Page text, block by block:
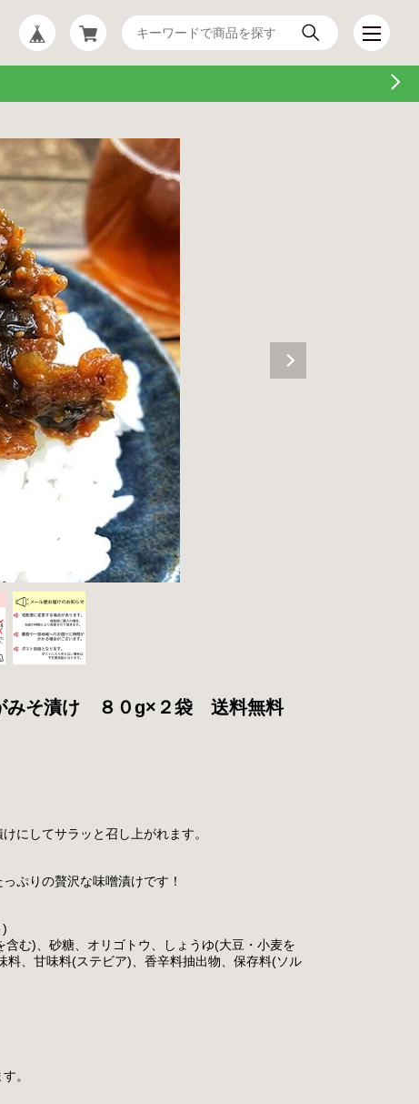
みそ漬け ８０g×２袋 送料無料
にしてサラッと召し上がれます。
ぷりの贅沢な味噌漬けです！
む)、砂糖、オリゴトウ、しょうゆ(大豆・小麦を
、甘味料(ステビア)、香辛料抽出物、保存料(ソル
。